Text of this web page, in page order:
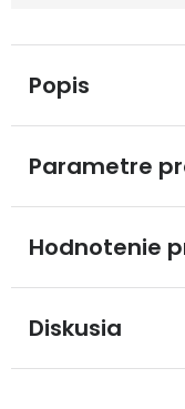
Popis
Parametre
Hodnotenie
Diskusia